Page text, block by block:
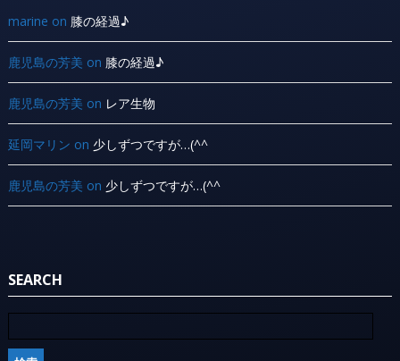
marine on 膝の経過♪
鹿児島の芳美 on 膝の経過♪
鹿児島の芳美 on レア生物
延岡マリン on 少しずつですが…(^^ ゞ
鹿児島の芳美 on 少しずつですが…(^^ ゞ
SEARCH